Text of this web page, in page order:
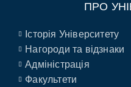
ПРО
Історія Університету
Нагороди та відзнаки
Адміністрація
Факультети